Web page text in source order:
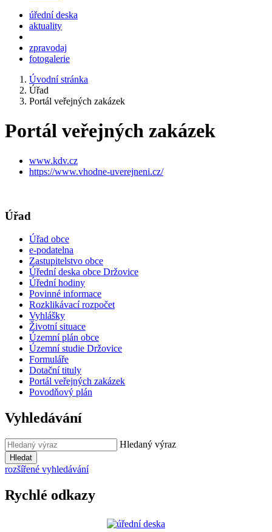
úřední deska
aktuality
zpravodaj
fotogalerie
Úvodní stránka
Úřad
Portál veřejných zakázek
Portál veřejných zakázek
www.kdv.cz
https://www.vhodne-uverejneni.cz/
Úřad
Úřad obce
e-podatelna
Zastupitelstvo obce
Úřední deska obce Držovice
Úřední hodiny
Povinné informace
Rozklikávací rozpočet
Vyhlášky
Životní situace
Územní plán obce
Územní studie Držovice
Formuláře
Dotační tituly
Portál veřejných zakázek
Povodňový plán
Vyhledávání
Hledaný výraz
Hledat
rozšířené vyhledávání
Rychlé odkazy